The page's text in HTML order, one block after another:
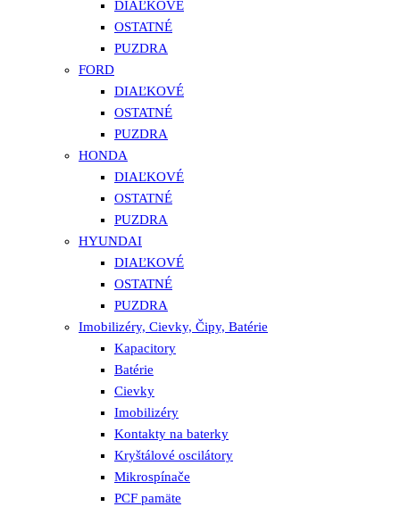
DIAĽKOVÉ
OSTATNÉ
PUZDRA
FORD
DIAĽKOVÉ
OSTATNÉ
PUZDRA
HONDA
DIAĽKOVÉ
OSTATNÉ
PUZDRA
HYUNDAI
DIAĽKOVÉ
OSTATNÉ
PUZDRA
Imobilizéry, Cievky, Čipy, Batérie
Kapacitory
Batérie
Cievky
Imobilizéry
Kontakty na baterky
Kryštálové oscilátory
Mikrospínače
PCF pamäte